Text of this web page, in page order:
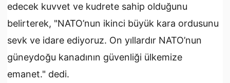
edecek kuvvet ve kudrete sahip olduğunu
belirterek, "NATO’nun ikinci büyük kara ordusunu
sevk ve idare ediyoruz. On yıllardır NATO’nun
güneydoğu kanadının güvenliği ülkemize
emanet." dedi.